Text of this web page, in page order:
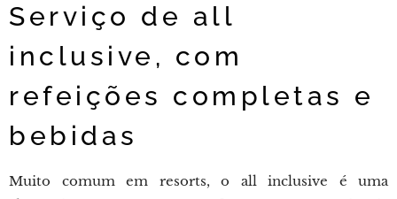
Serviço de all
inclusive, com
refeições completas e
bebidas
Muito comum em resorts, o all inclusive é uma